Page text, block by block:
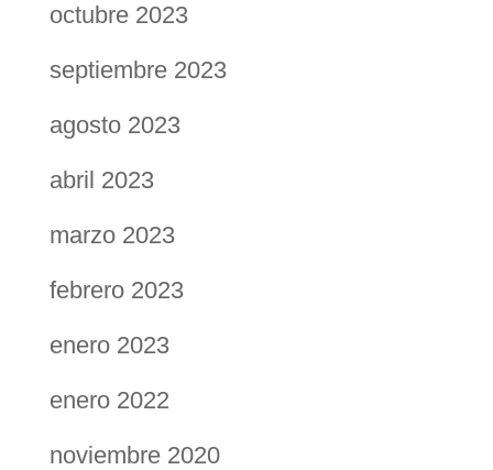
octubre 2023
septiembre 2023
agosto 2023
abril 2023
marzo 2023
febrero 2023
enero 2023
enero 2022
noviembre 2020